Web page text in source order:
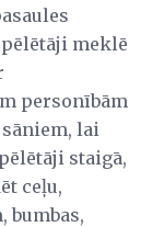
meklē
personībām
lai
staigā,
ceļu,
bumbas,